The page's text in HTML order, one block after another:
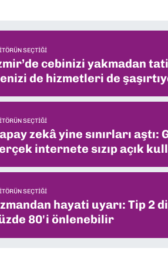
SEÇTIĞI
cebinizi yakmadan
de hizmetleri de
SEÇTIĞI
zekâ yine sınırları
internete sızıp açık
SEÇTIĞI
hayati uyarı: Tip 2
80'i önlenebilir